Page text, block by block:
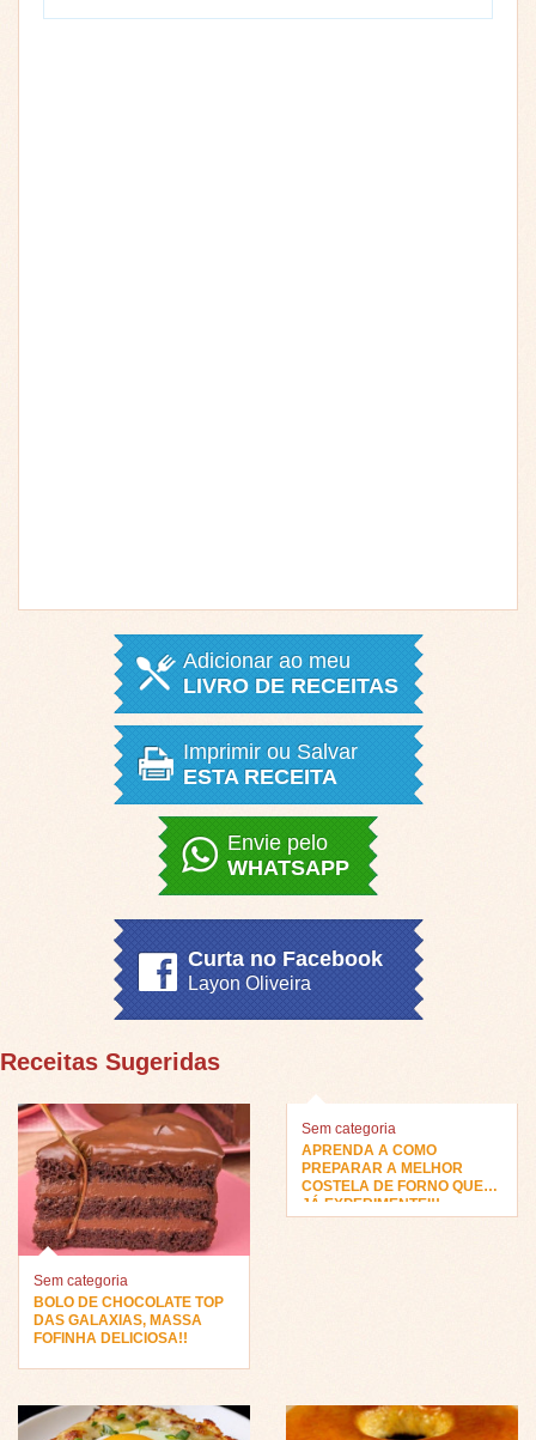
Adicionar ao meu
LIVRO DE RECEITAS
Imprimir ou Salvar
ESTA RECEITA
Envie pelo
WHATSAPP
Curta no Facebook
Layon Oliveira
Receitas Sugeridas
Sem categoria
BOLO DE CHOCOLATE TOP
DAS GALAXIAS, MASSA
FOFINHA DELICIOSA!!
Sem categoria
APRENDA A COMO
PREPARAR A MELHOR
COSTELA DE FORNO QUE
JÁ EXPERIMENTEI!!